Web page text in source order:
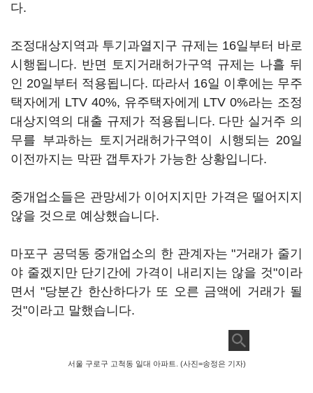
다.
조정대상지역과 투기과열지구 규제는 16일부터 바로
시행됩니다. 반면 토지거래허가구역 규제는 나흘 뒤
인 20일부터 적용됩니다. 따라서 16일 이후에는 무주
택자에게 LTV 40%, 유주택자에게 LTV 0%라는 조정
대상지역의 대출 규제가 적용됩니다. 다만 실거주 의
무를 부과하는 토지거래허가구역이 시행되는 20일
이전까지는 막판 갭투자가 가능한 상황입니다.
중개업소들은 관망세가 이어지지만 가격은 떨어지지
않을 것으로 예상했습니다.
마포구 공덕동 중개업소의 한 관계자는 "거래가 줄기
야 줄겠지만 단기간에 가격이 내리지는 않을 것"이라
면서 "당분간 한산하다가 또 오른 금액에 거래가 될
것"이라고 말했습니다.
서울 구로구 고척동 일대 아파트. (사진=송정은 기자)